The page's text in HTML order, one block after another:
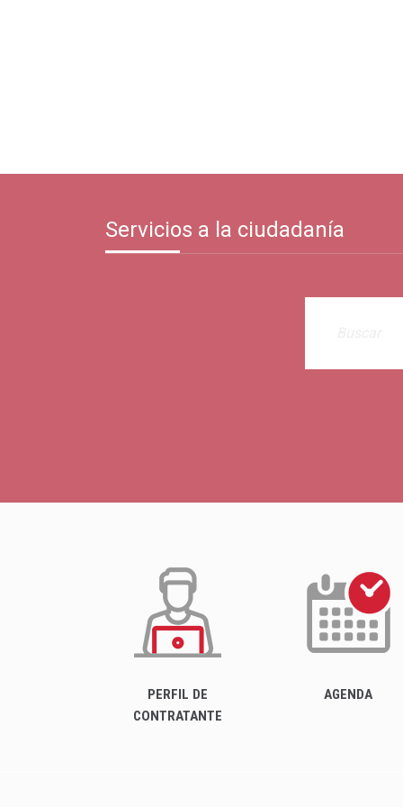
Servicios a la ciudadanía
PERFIL DE
CONTRATANTE
AGENDA